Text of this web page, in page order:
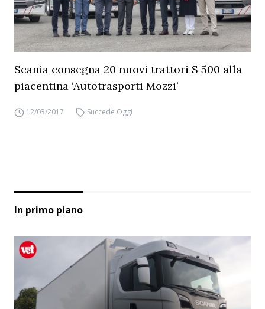
Scania consegna 20 nuovi trattori S 500 alla
piacentina ‘Autotrasporti Mozzi’
12/03/2017 Succede Oggi
In primo piano